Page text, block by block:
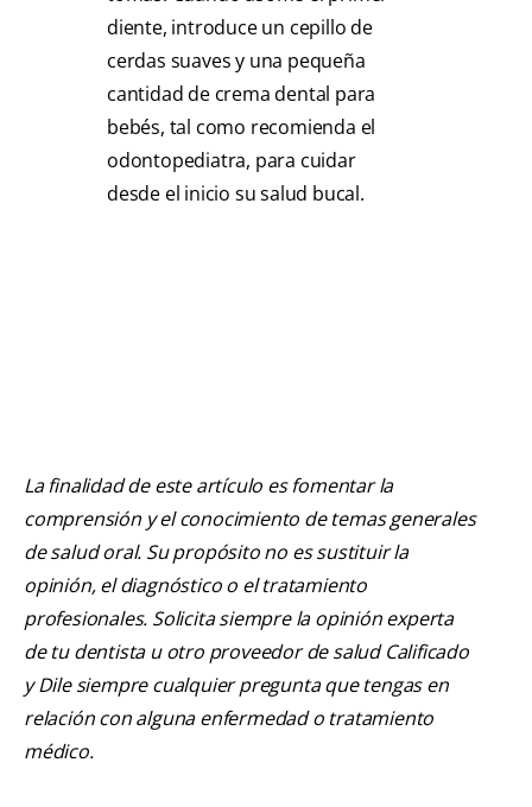
diente, introduce un cepillo de
cerdas suaves y una pequeña
cantidad de crema dental para
bebés, tal como recomienda el
odontopediatra, para cuidar
desde el inicio su salud bucal.
La finalidad de este artículo es fomentar la
comprensión y el conocimiento de temas generales
de salud oral. Su propósito no es sustituir la
opinión, el diagnóstico o el tratamiento
profesionales. Solicita siempre la opinión experta
de tu dentista u otro proveedor de salud Calificado
y Dile siempre cualquier pregunta que tengas en
relación con alguna enfermedad o tratamiento
médico.